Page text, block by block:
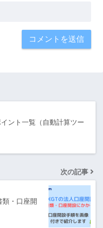
ント一覧（自動計算ツー
次の記事
・口座開